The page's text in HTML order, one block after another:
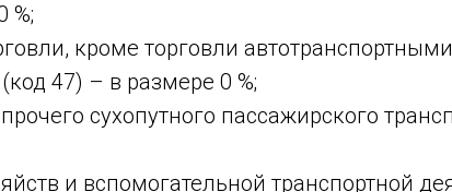
%;
кроме торговли
47) – в размере 0 %;
сухопутного пассажирского
и вспомогательной транспортной